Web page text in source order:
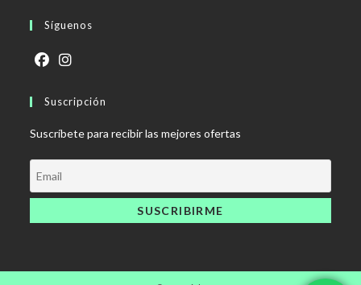
Síguenos
abre
una
nueva
pestaña
abre
una
nueva
pestaña
Suscripción
Suscríbete para recibir las mejores ofertas